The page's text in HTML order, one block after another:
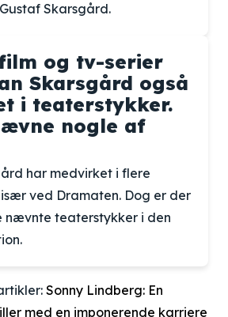
Skarsgård.
og tv-serier
Skarsgård også
i teaterstykker.
nogle af
har medvirket i flere
ved Dramaten. Dog er der
nævnte teaterstykker i den
Sonny Lindberg: En
med en imponerende karriere